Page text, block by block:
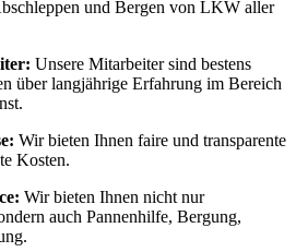
und Bergen von LKW aller
Unsere Mitarbeiter sind bestens
über langjährige Erfahrung im Bereich
Wir bieten Ihnen faire und transparente
Kosten.
Wir bieten Ihnen nicht nur
auch Pannenhilfe, Bergung,